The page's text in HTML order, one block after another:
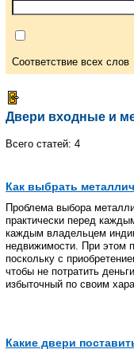
Соответствие всех слов
Двери входные и
Всего статей: 4
Как выбрать
Проблема выбора
практически перед
каждым владельцем
недвижимости. При этом
поскольку с
чтобы не потратить
избыточный по своим
Какие двери